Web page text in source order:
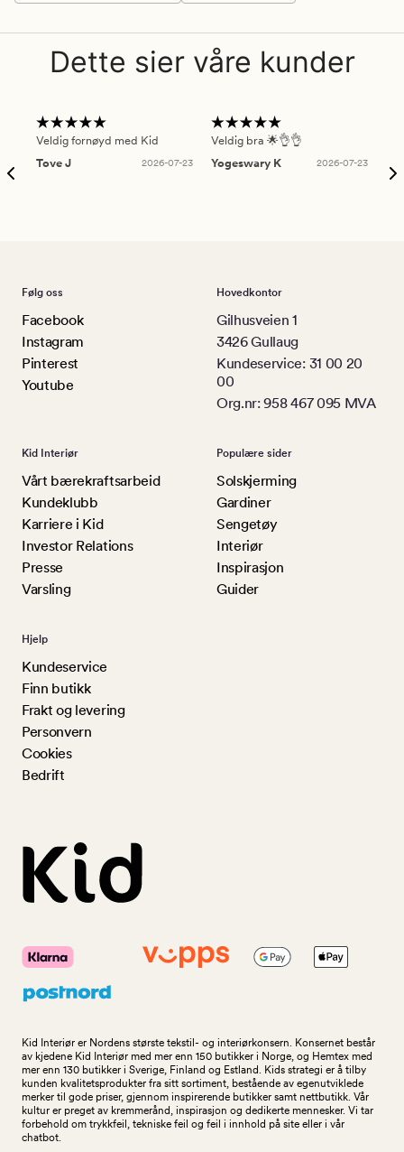
Dette sier våre kunder
Veldig fornøyd med Kid
Tove J
2026-07-23
Veldig bra 🌟👌👌
Yogeswary K
2026-07-23
Følg oss
Facebook
Instagram
Pinterest
Youtube
Hovedkontor
Gilhusveien 1
3426 Gullaug
Kundeservice: 31 00 20
00
Org.nr: 958 467 095 MVA
Kid Interiør
Vårt bærekraftsarbeid
Kundeklubb
Karriere i Kid
Investor Relations
Presse
Varsling
Populære sider
Solskjerming
Gardiner
Sengetøy
Interiør
Inspirasjon
Guider
Hjelp
Kundeservice
Finn butikk
Frakt og levering
Personvern
Cookies
Bedrift
Kid Interiør er Nordens største tekstil- og interiørkonsern. Konsernet består
av kjedene Kid Interiør med mer enn 150 butikker i Norge, og Hemtex med
mer enn 130 butikker i Sverige, Finland og Estland. Kids strategi er å tilby
kunden kvalitetsprodukter fra sitt sortiment, bestående av egenutviklede
merker til gode priser, gjennom inspirerende butikker samt nettbutikk. Vår
kultur er preget av kremmerånd, inspirasjon og dedikerte mennesker. Vi tar
forbehold om trykkfeil, tekniske feil og feil i innhold på site eller i vår
chatbot.